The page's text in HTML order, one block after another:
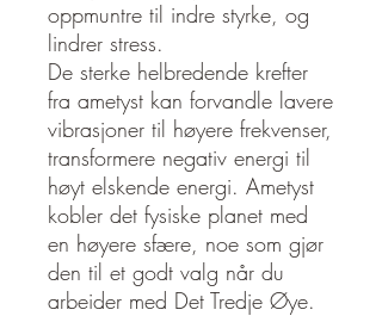
oppmuntre til indre styrke, og
lindrer stress.
De sterke helbredende krefter
fra ametyst kan forvandle lavere
vibrasjoner til høyere frekvenser,
transformere negativ energi til
høyt elskende energi. Ametyst
kobler det fysiske planet med
en høyere sfære, noe som gjør
den til et godt valg når du
arbeider med Det Tredje Øye.